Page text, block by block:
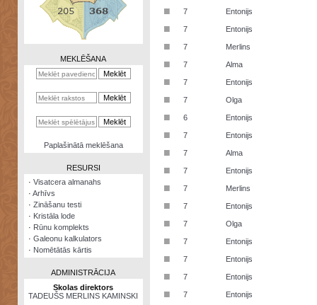
Zināšanu
kalkulators
Nomētātās
MEKLĒŠANA
Paplašinātā meklēšana
RESURSI
· Visatcera almanahs
· Arhīvs
· Zināšanu testi
· Kristāla lode
· Rūnu komplekts
· Galeonu kalkulators
· Nomētātās kārtis
ADMINISTRĀCIJA
Skolas direktors
TADEUŠS MERLINS KAMINSKI
■ 7 Entonijs
■ 7 Entonijs
■ 7 Merlins
■ 7 Alma
■ 7 Entonijs
■ 7 Olga
■ 6 Entonijs
■ 7 Entonijs
■ 7 Alma
■ 7 Entonijs
■ 7 Merlins
■ 7 Entonijs
■ 7 Olga
■ 7 Entonijs
■ 7 Entonijs
■ 7 Entonijs
■ 7 Entonijs